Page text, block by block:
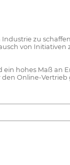
zu
von Initiativen
ein hohes Maß an
Online-